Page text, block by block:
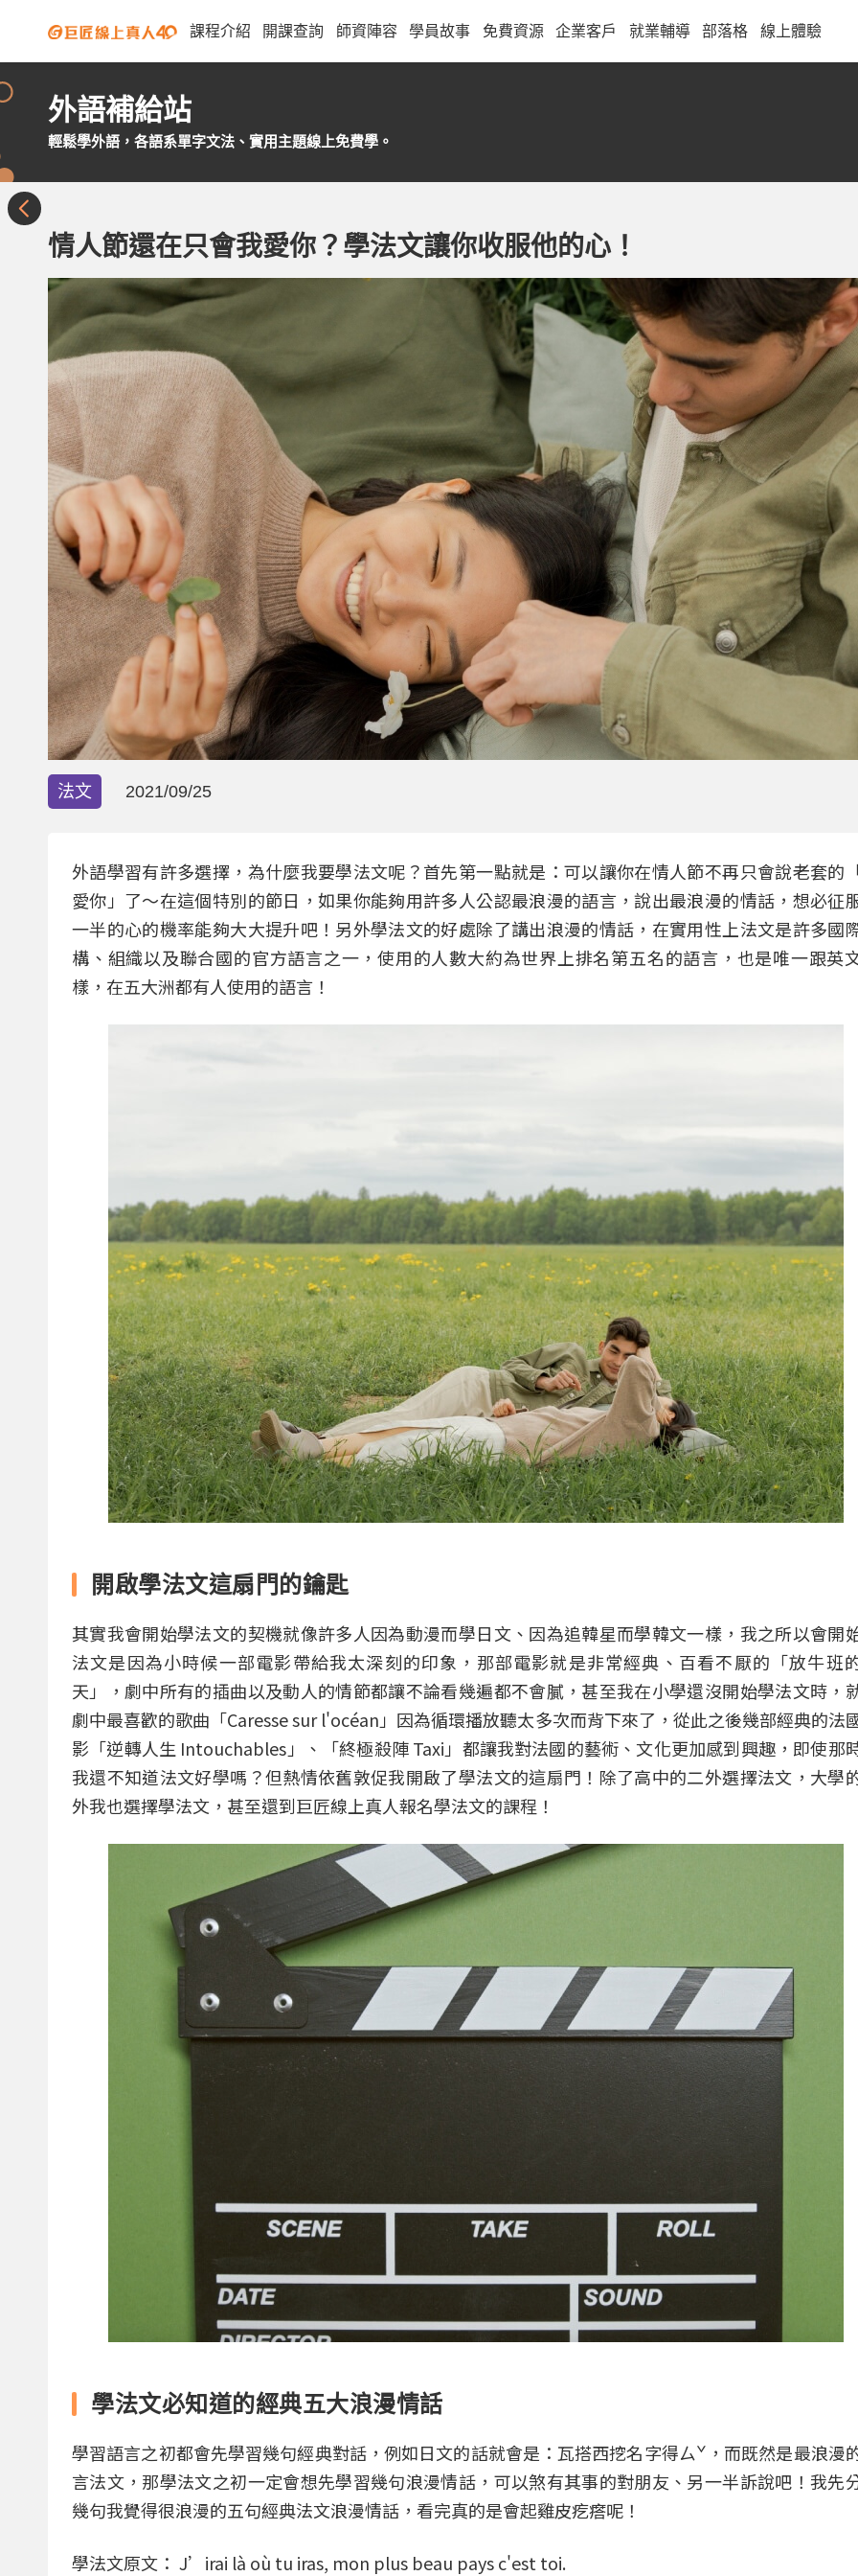
課程介紹 開課查詢 師資陣容 學員故事 免費資源 企業客戶 就業輔導 部落格 線上體驗
外語補給站
輕鬆學外語，各語系單字文法、實用主題線上免費學。
情人節還在只會我愛你？學法文讓你收服他的心！
法文 2021/09/25
外語學習有許多選擇，為什麼我要學法文呢？首先第一點就是：可以讓你在情人節不再只會說老套的
愛你」了～在這個特別的節日，如果你能夠用許多人公認最浪漫的語言，說出最浪漫的情話，想必征
一半的心的機率能夠大大提升吧！另外學法文的好處除了講出浪漫的情話，在實用性上法文是許多國
構、組織以及聯合國的官方語言之一，使用的人數大約為世界上排名第五名的語言，也是唯一跟英
樣，在五大洲都有人使用的語言！
開啟學法文這扇門的鑰匙
其實我會開始學法文的契機就像許多人因為動漫而學日文、因為追韓星而學韓文一樣，我之所以會開
法文是因為小時候一部電影帶給我太深刻的印象，那部電影就是非常經典、百看不厭的「放牛班
天」，劇中所有的插曲以及動人的情節都讓不論看幾遍都不會膩，甚至我在小學還沒開始學法文時，
劇中最喜歡的歌曲「Caresse sur l'océan」因為循環播放聽太多次而背下來了，從此之後幾部經典的法
影「逆轉人生 Intouchables」、「終極殺陣 Taxi」都讓我對法國的藝術、文化更加感到興趣，即使那
我還不知道法文好學嗎？但熱情依舊敦促我開啟了學法文的這扇門！除了高中的二外選擇法文，大學
外我也選擇學法文，甚至還到巨匠線上真人報名學法文的課程！
學法文必知道的經典五大浪漫情話
學習語言之初都會先學習幾句經典對話，例如日文的話就會是：瓦搭西挖名字得ㄙˇ，而既然是最浪漫
言法文，那學法文之初一定會想先學習幾句浪漫情話，可以煞有其事的對朋友、另一半訴說吧！我先
幾句我覺得很浪漫的五句經典法文浪漫情話，看完真的是會起雞皮疙瘩呢！
學法文原文： J’irai là où tu iras, mon plus beau pays c'est toi.